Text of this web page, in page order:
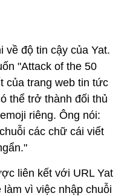
về độ tin cậy của Yat.
"Attack of the 50
của trang web tin tức
thể trở thành đối thủ
riêng. Ông nói:
các chữ cái viết
liên kết với URL Yat
làm vì việc nhập chuỗi